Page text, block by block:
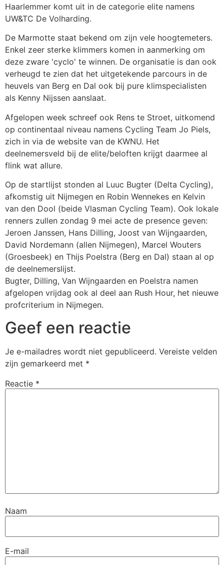
Haarlemmer komt uit in de categorie elite namens
UW&TC De Volharding.
De Marmotte staat bekend om zijn vele hoogtemeters.
Enkel zeer sterke klimmers komen in aanmerking om
deze zware 'cyclo' te winnen. De organisatie is dan ook
verheugd te zien dat het uitgetekende parcours in de
heuvels van Berg en Dal ook bij pure klimspecialisten
als Kenny Nijssen aanslaat.
Afgelopen week schreef ook Rens te Stroet, uitkomend
op continentaal niveau namens Cycling Team Jo Piels,
zich in via de website van de KWNU. Het
deelnemersveld bij de elite/beloften krijgt daarmee al
flink wat allure.
Op de startlijst stonden al Luuc Bugter (Delta Cycling),
afkomstig uit Nijmegen en Robin Wennekes en Kelvin
van den Dool (beide Vlasman Cycling Team). Ook lokale
renners zullen zondag 9 mei acte de presence geven:
Jeroen Janssen, Hans Dilling, Joost van Wijngaarden,
David Nordemann (allen Nijmegen), Marcel Wouters
(Groesbeek) en Thijs Poelstra (Berg en Dal) staan al op
de deelnemerslijst.
Bugter, Dilling, Van Wijngaarden en Poelstra namen
afgelopen vrijdag ook al deel aan Rush Hour, het nieuwe
profcriterium in Nijmegen.
Geef een reactie
Je e-mailadres wordt niet gepubliceerd. Vereiste velden
zijn gemarkeerd met *
Reactie *
Naam
E-mail